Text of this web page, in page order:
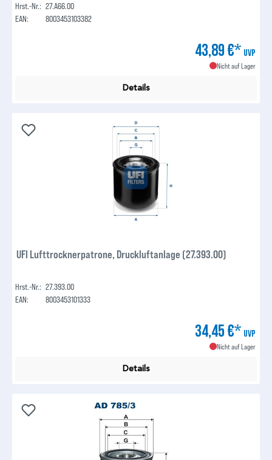
Hrst.-Nr.: 27.A66.00
EAN:
8003453103382
43,89 €* UVP
Nicht auf Lager
Details
UFI Lufttrocknerpatrone, Druckluftanlage (27.393.00)
Hrst.-Nr.: 27.393.00
EAN:
8003453101333
34,45 €* UVP
Nicht auf Lager
Details